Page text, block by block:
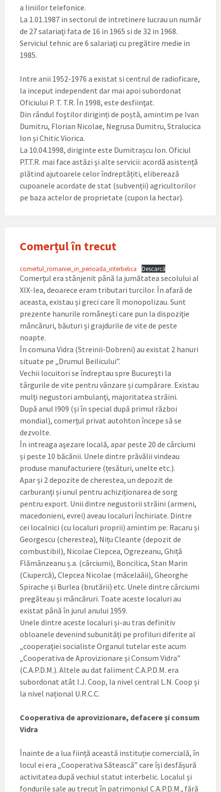
a liniilor telefonice.
La 1.01.1987 in sectorul de intretinere lucrau un număr
de 27 salariaţi fata de 16 in 1965 si de 32 in 1968.
Serviciul tehnic are 6 salariaţi cu pregătire medie in
1985.
Intre anii 1952-1976 a existat si centrul de radioficare,
la inceput independent dar mai apoi subordonat
Oficiului P. T. T.R. În 1998, este desfiinţat.
Din rândul foştilor diriginți de poștă, amintim pe Ivan
Dumitru, Florian Nicolae, Negrusa Dumitru, Stralucica
Ion și Chitic Viorica.
La 10.04.1998, diriginte este Dumitrașcu Ion. Oficiul
P.T.T.R. mai face astăzi și alte servicii: acordă asistență
plătind ajutoarele celor îndreptățiti, eliberează
cupoanele acordate de stat (subvenții) agricultorilor
pe baza actelor de proprietate (cupon la hectar).
Comerțul în trecut
comertul_romaniei_in_perioada_interbelica Descarcă
Comerţul era stânjenit până la jumătatea secolului al
XIX-lea, deoarece eram tributari turcilor. În afară de
aceasta, existau și greci care îl monopolizau. Sunt
prezente hanurile româneşti care pun la dispoziţie
mâncăruri, băuturi și grajdurile de vite de peste
noapte.
În comuna Vidra (Streinii-Dobreni) au existat 2 hanuri
situate pe „Drumul Beilicului”.
Vechii locuitori se îndreptau spre Bucureşti la
târgurile de vite pentru vânzare și cumpărare. Existau
mulţi negustori ambulanţi, majoritatea străini.
După anul I909 (și în special după primul război
mondial), comerţul privat autohton începe să se
dezvolte.
În intreaga aşezare locală, apar peste 20 de cârciumi
și peste 10 băcănii. Unele dintre prăvălii vindeau
produse manufacturiere (țesături, unelte etc.).
Apar și 2 depozite de cherestea, un depozit de
carburanţi și unul pentru achiziţionarea de sorg
pentru export. Unii dintre negustorii străini (armeni,
macedonieni, evrei) aveau localuri închiriate. Dintre
cei localnici (cu localuri proprii) amintim pe: Racaru și
Georgescu (cherestea), Nițu Cleante (depozit de
combustibil), Nicolae Clepcea, Ogrezeanu, Ghiță
Flămânzeanu ș.a. (cârciumi), Boncilica, Stan Marin
(Ciupercă), Clepcea Nicolae (măcelaăii), Gheorghe
Spirache și Burlea (brutării) etc. Unele dintre cârciumi
pregăteau și mâncăruri. Toate aceste localuri au
existat până în jurul anului 1959.
Unele dintre aceste localuri și-au tras definitiv
obloanele devenind subunități pe profiluri diferite al
„cooperaţiei socialiste Organul tutelar este acum
„Cooperativa de Aprovizionare și Consum Vidra”
(C.A.P.D.M.). Altele au dat faliment C.A.P.D.M. era
subordonat atât I.J. Coop, la nivel central L.N. Coop și
la nivel național U.R.C.C.
Cooperativa de aprovizionare, defacere și consum
Vidra
Înainte de a lua ființă această instituție comercială, în
locul ei era „Cooperativa Sătească” care își desfășură
activitatea după vechiul statut interbelic. Localul și
fondurile sale au trecut în patrimoniul C.A.P.D.M., fără